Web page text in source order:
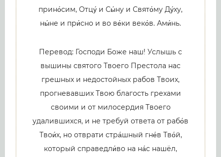
прино́сим, Отцу́ и Сы́ну и Свято́му Ду́ху,
ны́не и при́сно и во ве́ки веко́в. Ами́нь.
Перевод: Господи Боже наш! Услышь с
вышины святого Твоего Престола нас
грешных и недостойных рабов Твоих,
прогневавших Твою благость грехами
своими и от милосердия Твоего
удалившихся, и не требуй ответа от рабо́в
Твои́х, но отврати стра́шный гне́в Тво́й,
который справедли́во на на́с нашёл,